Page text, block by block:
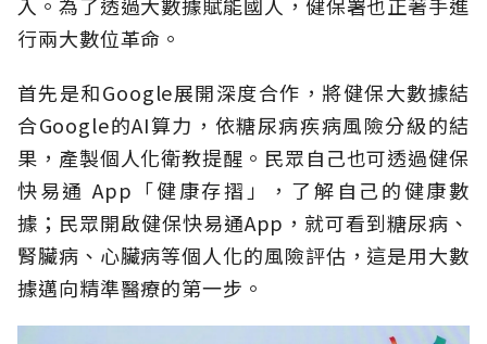
行兩大數位革命。
首先是和Google展開深度合作，將健保大數據結
合Google的AI算力，依糖尿病疾病風險分級的結
果，產製個人化衛教提醒。民眾自己也可透過健保
快易通 App「健康存摺」，了解自己的健康數
據；民眾開啟健保快易通App，就可看到糖尿病、
腎臟病、心臟病等個人化的風險評估，這是用大數
據邁向精準醫療的第一步。